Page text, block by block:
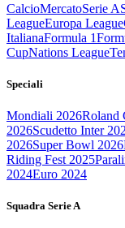
CalcioMercatoSerie A
LeagueEuropa League
ItalianaFormula 1
CupNations League
Speciali
Mondiali 2026Roland
2026Scudetto Inter
2026Super Bowl 2026
Riding Fest 2025
2024Euro 2024
Squadra Serie A